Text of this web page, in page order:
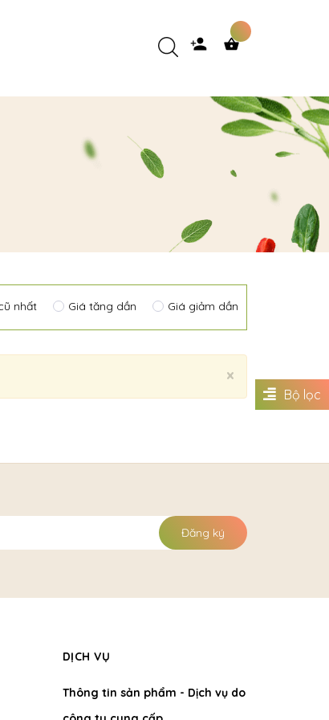
nhất Giá tăng dần Giá giảm dần
× Close
Bộ lọc
Đăng ký
DỊCH VỤ
Thông tin sản phẩm - Dịch vụ do